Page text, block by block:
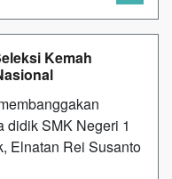
Kemah
didik SMK Negeri 1
Elnatan Rei Susanto